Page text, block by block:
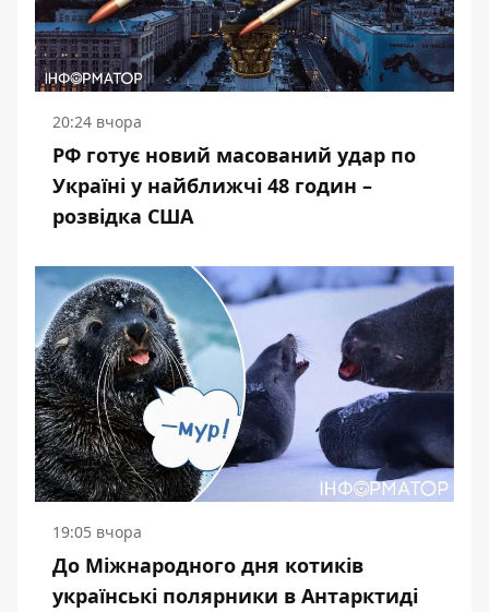
20:24 вчора
РФ готує новий масований удар по
Україні у найближчі 48 годин –
розвідка США
19:05 вчора
До Міжнародного дня котиків
українські полярники в Антарктиді